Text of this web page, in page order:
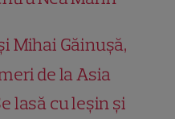
Mihai Găinușă,
de la Asia
lasă cu leșin și